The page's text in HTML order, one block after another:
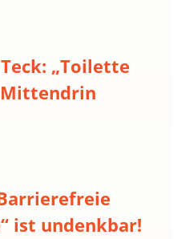
„Toilette
ist undenkbar!